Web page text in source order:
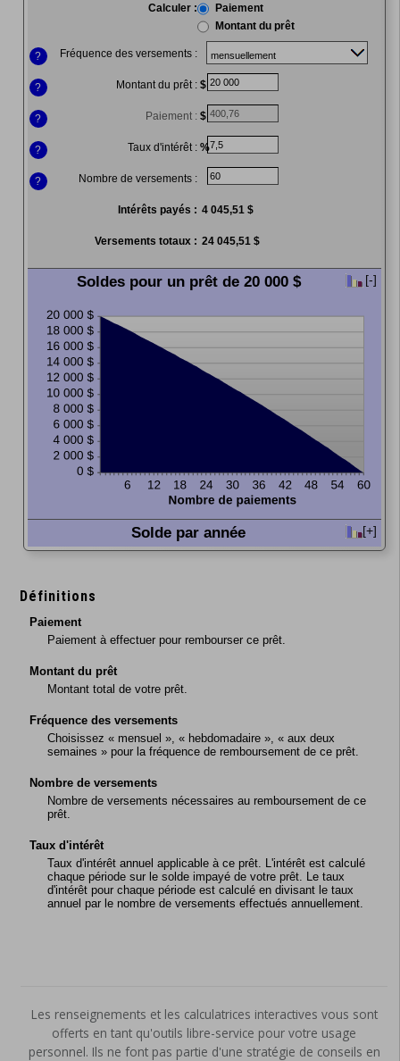
pour
cacher
les
entrées
Calculer :
Paiement
Montant du prêt
? Fréquence des versements :
? Montant du prêt :$
? Paiement :$
? Taux d'intérêt :%
? Nombre de versements :
Intérêts payés : 4 045,51 $
Versements totaux : 24 045,51 $
Soldes pour un prêt de 20 000 $
pour
cacher
le
[-]
Solde par année
Cliquez
[+]
Définitions
Paiement
Paiement à effectuer pour rembourser ce prêt.
Montant du prêt
Montant total de votre prêt.
Fréquence des versements
Choisissez « mensuel », « hebdomadaire », « aux deux
semaines » pour la fréquence de remboursement de ce prêt.
Nombre de versements
Nombre de versements nécessaires au remboursement de ce
prêt.
Taux d'intérêt
Taux d'intérêt annuel applicable à ce prêt. L'intérêt est calculé
chaque période sur le solde impayé de votre prêt. Le taux
d'intérêt pour chaque période est calculé en divisant le taux
annuel par le nombre de versements effectués annuellement.
Les renseignements et les calculatrices interactives vous sont
offerts en tant qu'outils libre-service pour votre usage
personnel. Ils ne font pas partie d'une stratégie de conseils en